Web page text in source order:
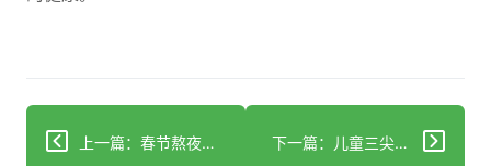
上一篇：春节熬夜后科学回血：5步恢复元气 下一篇：儿童三尖瓣关闭不全：早识别早干预指南